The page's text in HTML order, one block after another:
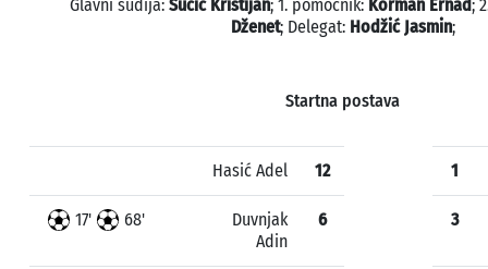
Glavni sudija: Sučić Kristijan; 1. pomoćnik: Korman Ernad;
Dženet; Delegat: Hodžić Jasmin;
Startna postava
Hasić Adel 12
17' 68'
Duvnjak
Adin
6
1
3